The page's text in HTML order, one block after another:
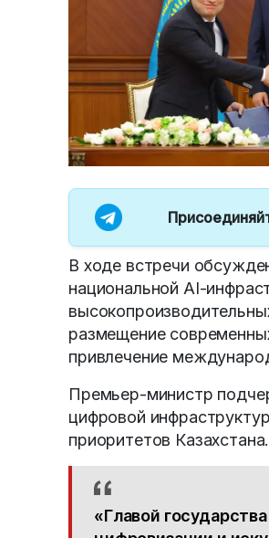
В ходе встречи
национальной AI-
размещение
привлечение
Премьер-министр
цифровой
приоритетов Казахстана.
«Главой